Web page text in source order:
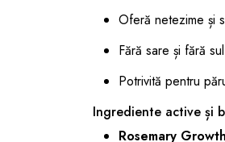
Oferă netezime și
Fără sare și fără
Potrivită pentru
Ingrediente active și
Rosemary